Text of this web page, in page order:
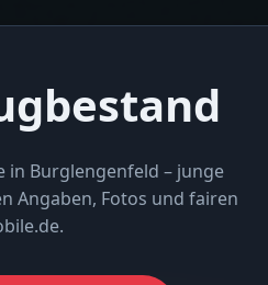
in Burglengenfeld – junge
Angaben, Fotos und fairen